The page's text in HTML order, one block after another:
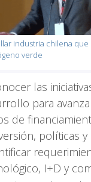
industria chilena que
verde
las
para
de
políticas y
I+D y